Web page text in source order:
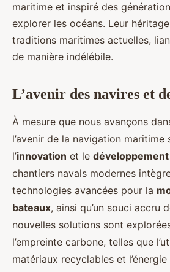
maritime et inspiré des
explorer les océans. Leur
traditions maritimes actuelles,
de manière indélébile.
L’avenir des navires et
À mesure que nous avançons
l’avenir de la navigation maritime
l’innovation et le
chantiers navals modernes
technologies avancées pour la
bateaux, ainsi qu’un souci accru
nouvelles solutions sont
l’empreinte carbone, telles que
matériaux recyclables et l’énergie